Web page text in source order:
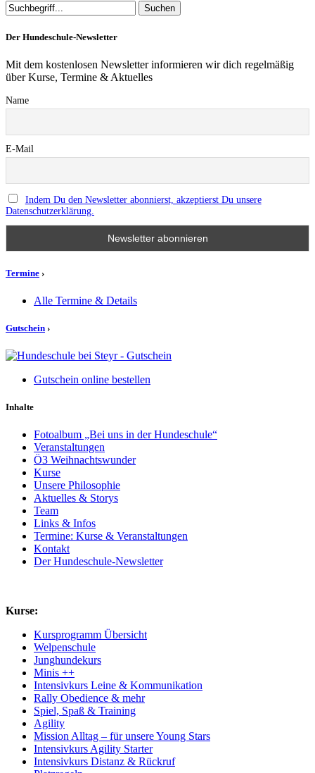
Der Hundeschule-Newsletter
Mit dem kostenlosen Newsletter informieren wir dich regelmäßig
über Kurse, Termine & Aktuelles
Name
E-Mail
Indem Du den Newsletter abonnierst, akzeptierst Du unsere
Datenschutzerklärung.
Termine ›
Alle Termine & Details
Gutschein ›
Gutschein online bestellen
Inhalte
Fotoalbum „Bei uns in der Hundeschule“
Veranstaltungen
Ö3 Weihnachtswunder
Kurse
Unsere Philosophie
Aktuelles & Storys
Team
Links & Infos
Termine: Kurse & Veranstaltungen
Kontakt
Der Hundeschule-Newsletter
Kurse:
Kursprogramm Übersicht
Welpenschule
Junghundekurs
Minis ++
Intensivkurs Leine & Kommunikation
Rally Obedience & mehr
Spiel, Spaß & Training
Agility
Mission Alltag – für unsere Young Stars
Intensivkurs Agility Starter
Intensivkurs Distanz & Rückruf